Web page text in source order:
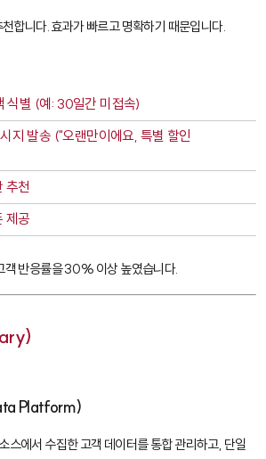
합니다. 효과가 빠르고 명확하기 때문입니다.
식별 (예: 30일간 미접속)
지 발송 ("오랜만이에요, 특별 할인
추천
제공
객 반응률을 30% 이상 높였습니다.
Platform)
스에서 수집한 고객 데이터를 통합 관리하고, 단일